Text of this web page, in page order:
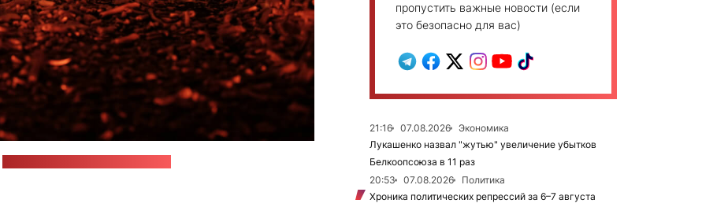
пропустить важные новости (если
это безопасно для вас)
21:16 07.08.2026
Экономика
Лукашенко назвал "жутью" увеличение убытков
Белкоопсоюза в 11 раз
20:53
07.08.2026
Политика
Хроника политических репрессий за 6–7 августа